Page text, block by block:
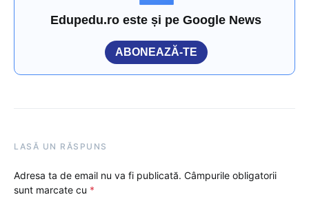
Edupedu.ro este și pe Google News
ABONEAZĂ-TE
LASĂ UN RĂSPUNS
Adresa ta de email nu va fi publicată. Câmpurile obligatorii
sunt marcate cu *